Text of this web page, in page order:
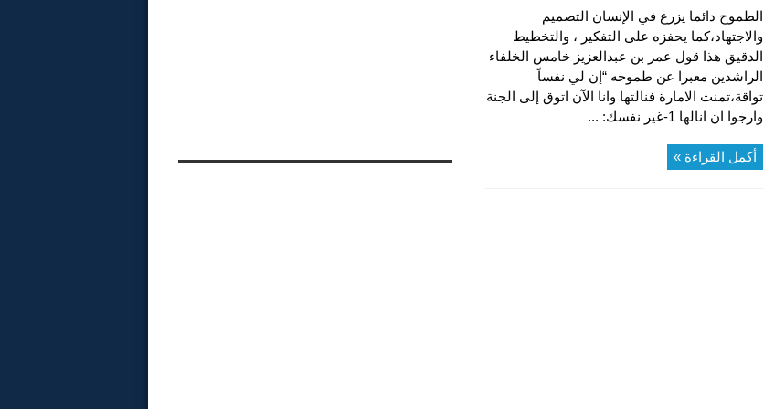
الطموح دائما يزرع في الإنسان التصميم
والاجتهاد،كما يحفزه على التفكير ، والتخطيط
الدقيق هذا قول عمر بن عبدالعزيز خامس الخلفاء
الراشدين معبرا عن طموحه “إن لي نفساً
تواقة،تمنت الامارة فنالتها وانا الآن اتوق إلى الجنة
وارجوا ان انالها 1-غير نفسك: ...
أكمل القراءة »